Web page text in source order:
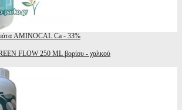
AMINOCAL Ca - 33%
FLOW 250 ML βορίου - χαλκού